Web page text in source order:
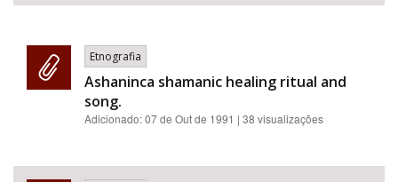
Etnografia
Ashaninca shamanic healing ritual and
song.
Adicionado:07 de Out de 1991 | 38 visualizações